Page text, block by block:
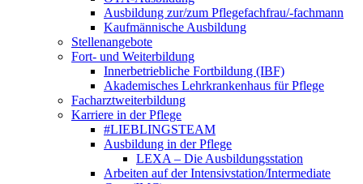
Ausbildung zur/zum Pflegefachfrau/-fachmann
Kaufmännische Ausbildung
Stellenangebote
Fort- und Weiterbildung
Innerbetriebliche Fortbildung (IBF)
Akademisches Lehrkrankenhaus für Pflege
Facharztweiterbildung
Karriere in der Pflege
#LIEBLINGSTEAM
Ausbildung in der Pflege
LEXA – Die Ausbildungsstation
Arbeiten auf der Intensivstation/Intermediate